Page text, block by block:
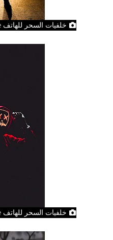
خلفيات السحر للهاتف Wallpapers of Magic Phone
خلفيات السحر للهاتف Wallpapers of Magic Phone